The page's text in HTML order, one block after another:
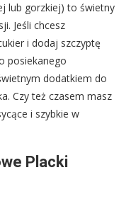
lub gorzkiej) to świetny
Jeśli chcesz
i dodaj szczyptę
posiekanego
dodatkiem do
Czy też czasem masz
i szybkie w
Placki